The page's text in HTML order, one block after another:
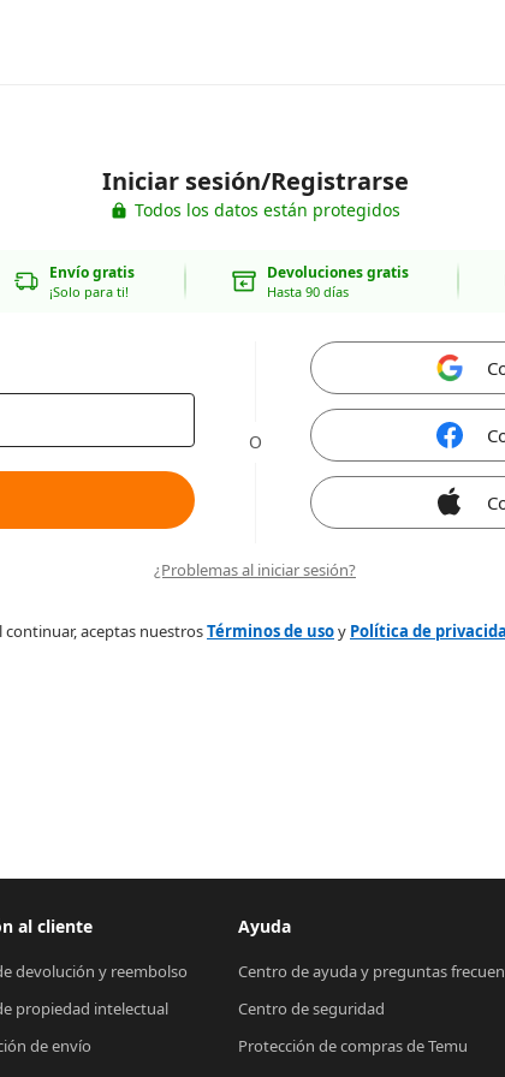
Iniciar sesión/Registrarse
Todos los datos están protegidos
Envío gratis
¡Solo para ti!
Devoluciones gratis
Hasta 90 días
O
¿Problemas al iniciar sesión?
continuar, aceptas nuestrosTérminos de usoy Política de
al cliente
devolución y reembolso
propiedad intelectual
de envío
Ayuda
Centro de ayuda y preguntas
Centro de seguridad
Protección de compras de Temu